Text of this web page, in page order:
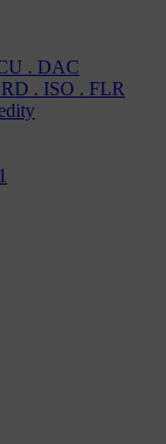
. DAC
. ISO . FLR